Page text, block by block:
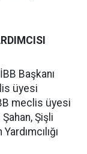
Başkanı
üyesi
meclis üyesi
Şişli